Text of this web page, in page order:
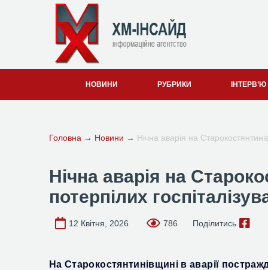
НОВИНИ РУБРИКИ ІНТЕРВ’Ю
Головна → Новини → Нічна аварія на
Нічна аварія на
потерпілих
12 Квітня, 2026 786 Поділитись
На Старокостянтинівщині в аварії